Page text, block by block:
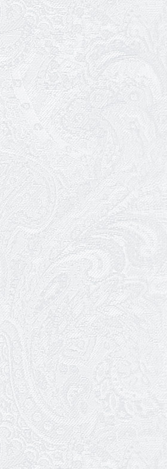
Як Одеський
музичної комедії
сучасної епохи
шукає двірників
Добронравова
Галини Очеретіної
Гури
року!
2025 року
31 грудня та 1
Унтілов